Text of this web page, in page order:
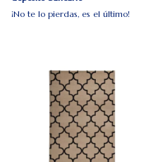
¡No te lo pierdas, es el último!